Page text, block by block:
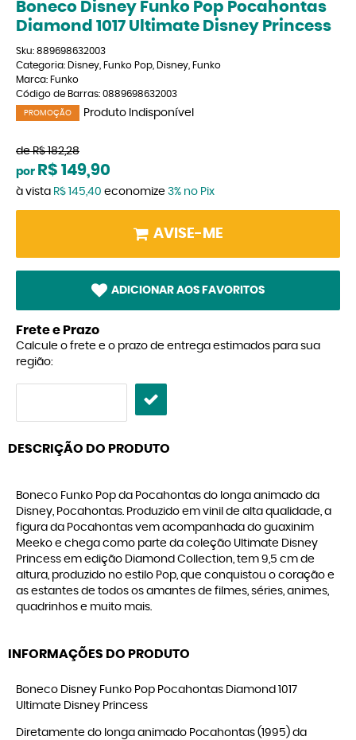
Boneco Disney Funko Pop Pocahontas
Diamond 1017 Ultimate Disney Princess
Sku: 889698632003
Categoria: Disney Funko Pop Disney Funko
Marca: Funko
Código de Barras: 0889698632003
PROMOÇÃO Produto Indisponível
de R$ 182,28
por R$ 149,90
à vista R$ 145,40 economize 3% no Pix
AVISE-ME
ADICIONAR AOS FAVORITOS
Frete e Prazo
Calcule o frete e o prazo de entrega estimados para sua
região:
DESCRIÇÃO DO PRODUTO
Boneco Funko Pop da Pocahontas do longa animado da
Disney, Pocahontas. Produzido em vinil de alta qualidade, a
figura da Pocahontas vem acompanhada do guaxinim
Meeko e chega como parte da coleção Ultimate Disney
Princess em edição Diamond Collection, tem 9,5 cm de
altura, produzido no estilo Pop, que conquistou o coração e
as estantes de todos os amantes de filmes, séries, animes,
quadrinhos e muito mais.
INFORMAÇÕES DO PRODUTO
Boneco Disney Funko Pop Pocahontas Diamond 1017
Ultimate Disney Princess
Diretamente do longa animado Pocahontas (1995) da